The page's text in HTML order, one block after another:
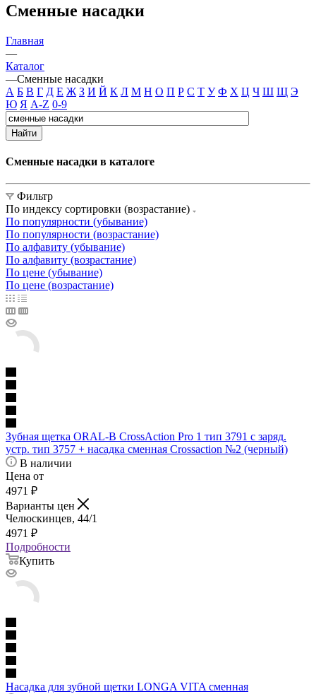
Сменные насадки
Главная
—
Каталог
—Сменные насадки
А Б В Г Д Е Ж З И Й К Л М Н О П Р С Т У Ф Х Ц Ч Ш Щ Э
Ю Я A-Z 0-9
Найти
Сменные насадки в каталоге
Фильтр
По индексу сортировки (возрастание)
По популярности (убывание)
По популярности (возрастание)
По алфавиту (убывание)
По алфавиту (возрастание)
По цене (убывание)
По цене (возрастание)
Зубная щетка ORAL-B CrossAction Pro 1 тип 3791 с заряд.
устр. тип 3757 + насадка сменная Crossaction №2 (черный)
В наличии
Цена от
4971 ₽
Варианты цен
Челюскинцев, 44/1
4971 ₽
Подробности
Купить
Насадка для зубной щетки LONGA VITA сменная